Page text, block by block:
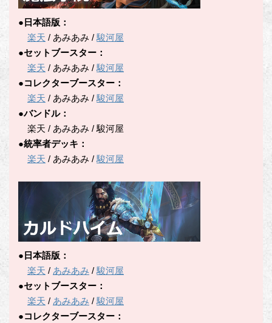
●日本語版：
楽天 / あみあみ /駿河屋
●セットブースター：
楽天 / あみあみ /駿河屋
●コレクターブースター：
楽天 / あみあみ /駿河屋
●バンドル：
楽天 / あみあみ / 駿河屋
●統率者デッキ：
楽天 / あみあみ /駿河屋
●日本語版：
楽天 / あみあみ /駿河屋
●セットブースター：
楽天 / あみあみ /駿河屋
●コレクターブースター：